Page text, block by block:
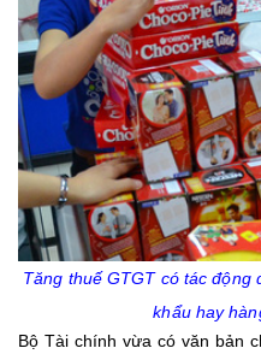
Tăng thuế GTGT có tác động
khẩu hay
Bộ Tài chính vừa có văn bản